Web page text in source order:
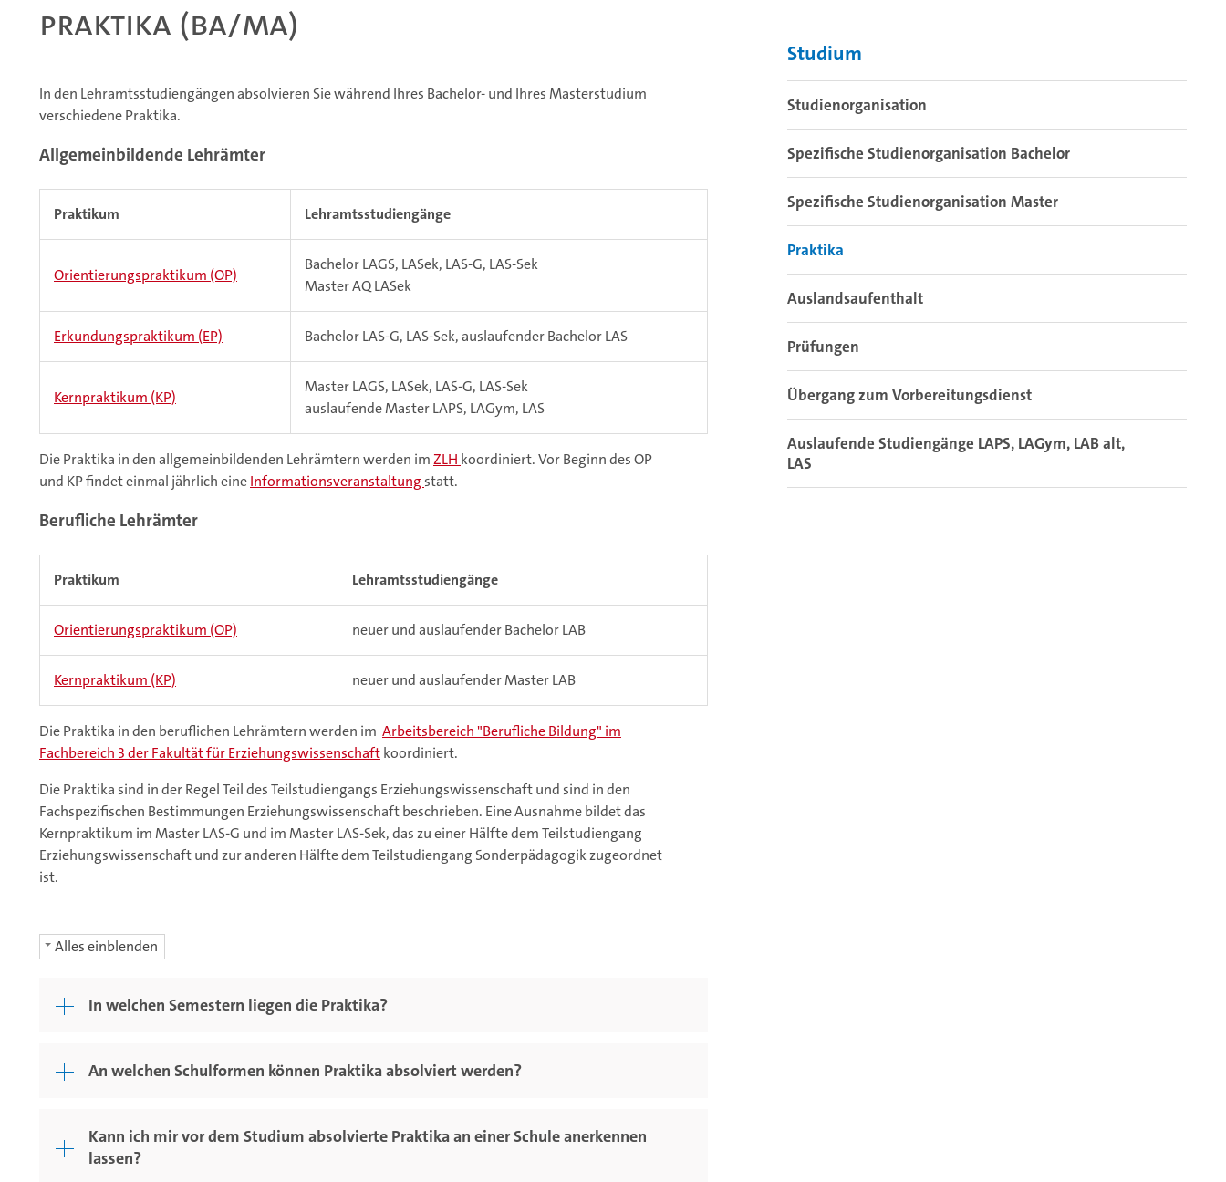
Praktika (BA/MA)
In den Lehramtsstudiengängen absolvieren Sie während Ihres Bachelor- und Ihres Masterstudium
verschiedene Praktika.
Allgemeinbildende Lehrämter
Praktikum Lehramtsstudiengänge
Orientierungspraktikum (OP)
Bachelor LAGS, LASek, LAS-G, LAS-Sek
Master AQ LASek
Erkundungspraktikum (EP) Bachelor LAS-G, LAS-Sek, auslaufender Bachelor LAS
Kernpraktikum (KP)
Master LAGS, LASek, LAS-G, LAS-Sek
auslaufende Master LAPS, LAGym, LAS
Die Praktika in den allgemeinbildenden Lehrämtern werden imZLH koordiniert. Vor Beginn des OP
und KP findet einmal jährlich eineInformationsveranstaltung statt.
Berufliche Lehrämter
Praktikum Lehramtsstudiengänge
Orientierungspraktikum (OP) neuer und auslaufender Bachelor LAB
Kernpraktikum (KP) neuer und auslaufender Master LAB
Die Praktika in den beruflichen Lehrämtern werden im Arbeitsbereich "Berufliche Bildung" im
Fachbereich 3 der Fakultät für Erziehungswissenschaftkoordiniert.
Die Praktika sind in der Regel Teil des Teilstudiengangs Erziehungswissenschaft und sind in den
Fachspezifischen Bestimmungen Erziehungswissenschaft beschrieben. Eine Ausnahme bildet das
Kernpraktikum im Master LAS-G und im Master LAS-Sek, das zu einer Hälfte dem Teilstudiengang
Erziehungswissenschaft und zur anderen Hälfte dem Teilstudiengang Sonderpädagogik zugeordnet
ist.
Alles einblenden
In welchen Semestern liegen die Praktika?
An welchen Schulformen können Praktika absolviert werden?
Kann ich mir vor dem Studium absolvierte Praktika an einer Schule anerkennen
lassen?
Studium
Studienorganisation
Spezifische Studienorganisation Bachelor
Spezifische Studienorganisation Master
Praktika
Auslandsaufenthalt
Prüfungen
Übergang zum Vorbereitungsdienst
Auslaufende Studiengänge LAPS, LAGym, LAB alt,
LAS